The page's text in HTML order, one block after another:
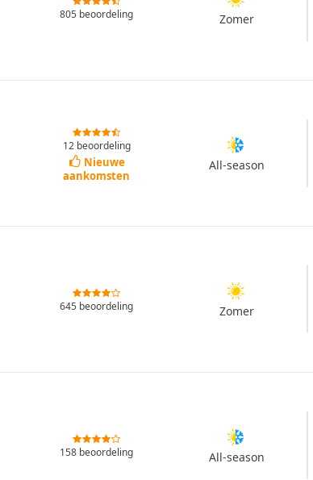
805 beoordeling Zomer
12 beoordeling
Nieuwe
aankomsten
All-season
645 beoordeling Zomer
158 beoordeling All-season